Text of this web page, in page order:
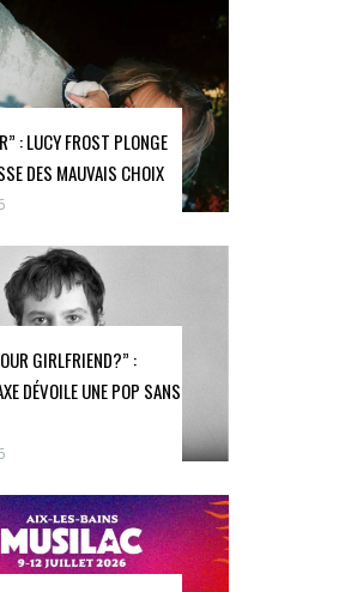
: LUCY FROST PLONGE
DES MAUVAIS CHOIX
GIRLFRIEND?” :
DÉVOILE UNE POP SANS